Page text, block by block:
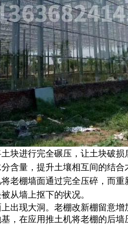
块进行完全碾压，让土块破
含量，提升土壤相互间的结
老棚墙面通过完全压碎，而
从墙上抠下的状况。
出现大洞。老棚改新棚留意
，在应用推土机将老棚的后